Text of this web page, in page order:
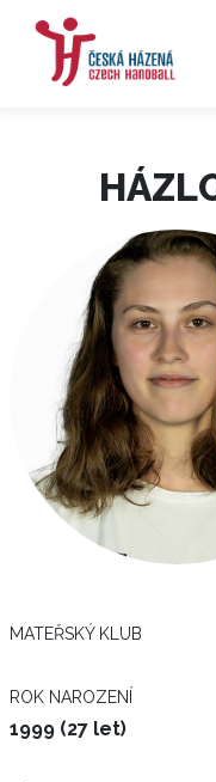
MATEŘSKÝ KLUB
ROK NAROZENÍ
1999 (27 let)